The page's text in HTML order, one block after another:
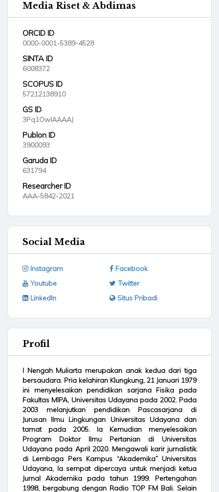
Media Riset & Abdimas
ORCID ID
0000-0001-5389-4528
SINTA ID
6008372
SCOPUS ID
57212138910
GS ID
3Pq1OwIAAAAJ
Publon ID
3900093
Garuda ID
631794
Researcher ID
AAA-5842-2021
Social Media
Instagram
Facebook
Youtube
Twitter
LinkedIn
Situs Pribadi
Profil
I Nengah Muliarta merupakan anak kedua dari tiga
bersaudara. Pria kelahiran Klungkung, 21 Januari 1979
ini menyelesaikan pendidikan sarjana Fisika pada
Fakultas MIPA, Universitas Udayana pada 2002. Pada
2003 melanjutkan pendidikan Pascasarjana di
Jurusan Ilmu Lingkungan Universitas Udayana dan
tamat pada 2005. Ia Kemudian menyelesaikan
Program Doktor Ilmu Pertanian di Universitas
Udayana pada April 2020. Mengawali karir jurnalistik
di Lembaga Pers Kampus “Akademika” Universitas
Udayana, Ia sempat dipercaya untuk menjadi ketua
Jurnal Akademika pada tahun 1999. Pertengahan
1998, bergabung dengan Radio TOP FM Bali. Selain